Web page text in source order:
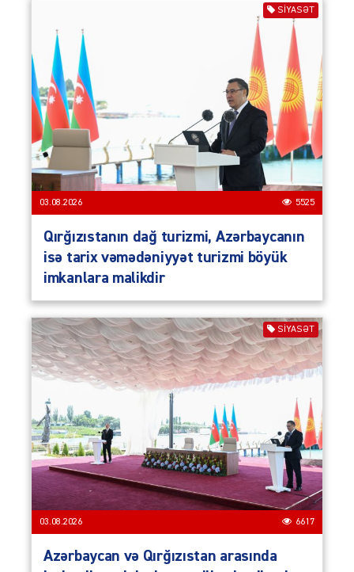
SIYASƏT
03.08.2026 5525
Qırğızıstanın dağ turizmi, Azərbaycanın
isə tarix vəmədəniyyət turizmi böyük
imkanlara malikdir
SIYASƏT
03.08.2026 6617
Azərbaycan və Qırğızıstan arasında